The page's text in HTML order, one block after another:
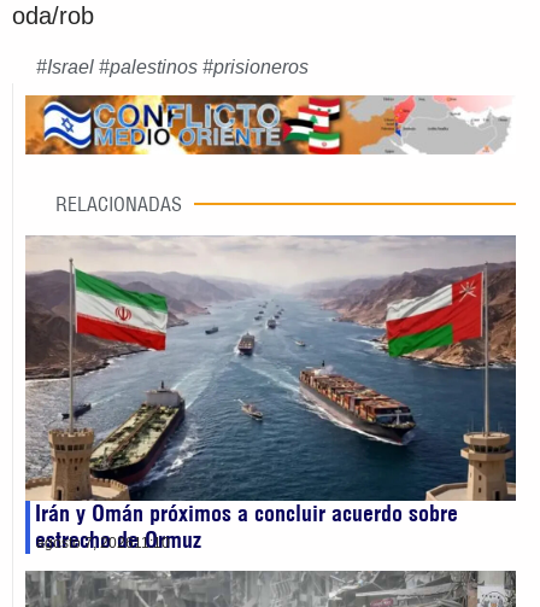
oda/rob
#Israel #palestinos #prisioneros
RELACIONADAS
Irán y Omán próximos a concluir acuerdo sobre
estrecho de Ormuz
agosto 7, 202611:10